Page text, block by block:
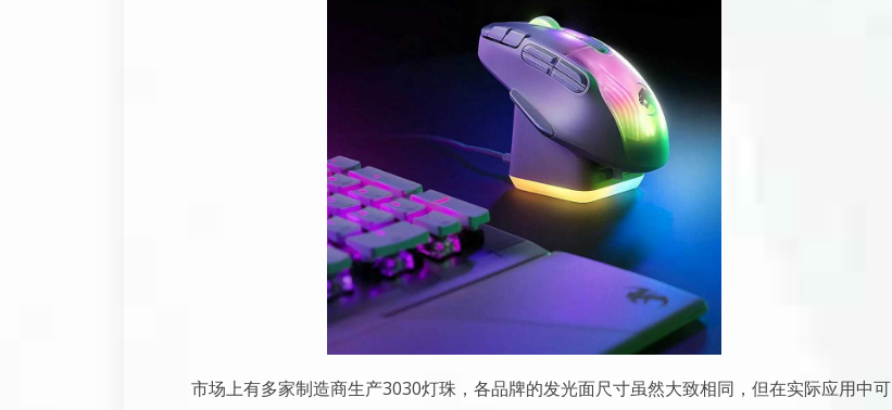
市场上有多家制造商生产3030灯珠，各品牌的发光面尺寸虽然大致相同，但在实际应用中可